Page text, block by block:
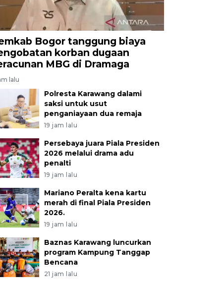
Bogor tanggung biaya
korban dugaan
MBG di Dramaga
lalu
Polresta Karawang dalami
saksi untuk usut
penganiayaan dua remaja
19 jam lalu
Persebaya juara Piala Presiden
2026 melalui drama adu
penalti
19 jam lalu
Mariano Peralta kena kartu
merah di final Piala Presiden
2026.
19 jam lalu
Baznas Karawang luncurkan
program Kampung Tanggap
Bencana
21 jam lalu